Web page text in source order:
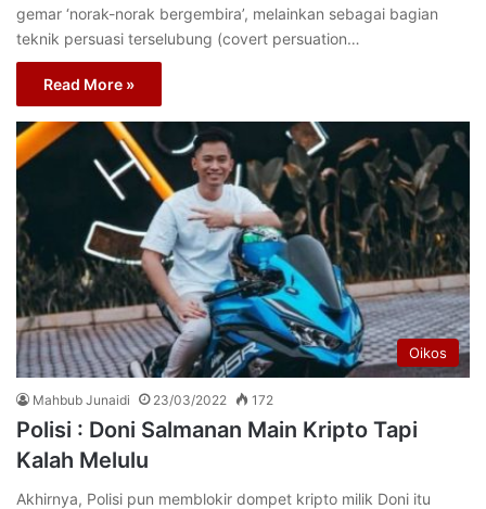
gemar ‘norak-norak bergembira’, melainkan sebagai bagian
teknik persuasi terselubung (covert persuation…
Read More »
Oikos
Mahbub Junaidi 23/03/2022 172
Polisi : Doni Salmanan Main Kripto Tapi
Kalah Melulu
Akhirnya, Polisi pun memblokir dompet kripto milik Doni itu